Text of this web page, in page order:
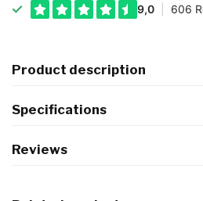
Product description
Specifications
Reviews